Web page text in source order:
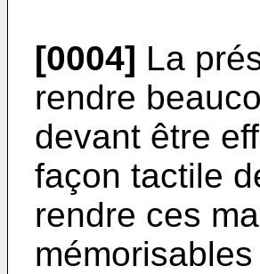
[0004] La
rendre
devant être
façon tactile
rendre ces